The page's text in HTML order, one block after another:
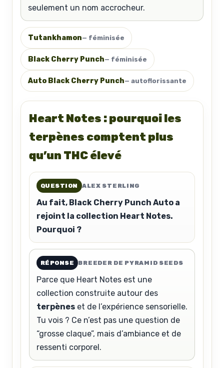
seulement un nom accrocheur.
Tutankhamon— féminisée
Black Cherry Punch— féminisée
Auto Black Cherry Punch— autoflorissante
Heart Notes : pourquoi les
terpènes comptent plus
qu’un THC élevé
QUESTION ALEX STERLING
Au fait, Black Cherry Punch Auto a
rejoint la collection Heart Notes.
Pourquoi ?
RÉPONSE BREEDER DE PYRAMID SEEDS
Parce que Heart Notes est une
collection construite autour des
terpènes et de l’expérience sensorielle.
Tu vois ? Ce n’est pas une question de
“grosse claque”, mais d’ambiance et de
ressenti corporel.